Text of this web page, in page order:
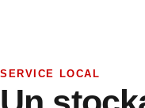
SERVICE LOCAL